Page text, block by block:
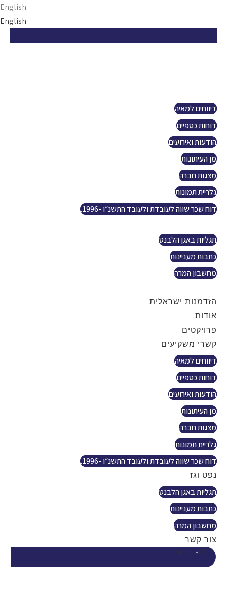
content
English
English
דיווחים למאיה
דוחות כספיים
הודעות ואירועים
מן העיתונות
מצגות חברה
גלריית תמונות
דוח שכר שווה לעובדת ולעובד התשנ״ו -1996.
תגליות באגן הלבנט
כתבות מעניינות
מחשבון המרה
הזדמנות ישראלית
אודות
פרויקטים
קשרי משקיעים
דיווחים למאיה
דוחות כספיים
הודעות ואירועים
מן העיתונות
מצגות חברה
גלריית תמונות
דוח שכר שווה לעובדת ולעובד התשנ״ו -1996.
נפט וגז
תגליות באגן הלבנט
כתבות מעניינות
מחשבון המרה
צור קשר
» פברואר